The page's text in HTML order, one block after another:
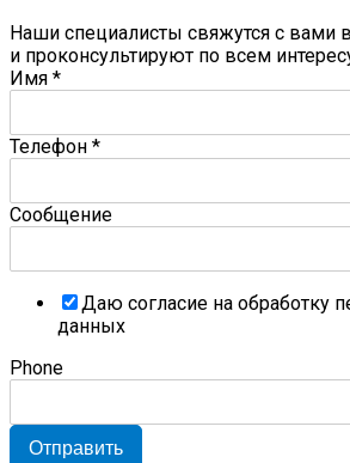
Наши специалисты свяжутся с
и проконсультируют по всем
Имя *
Телефон *
Сообщение
Даю согласие на обработку
данных
Phone
Отправить